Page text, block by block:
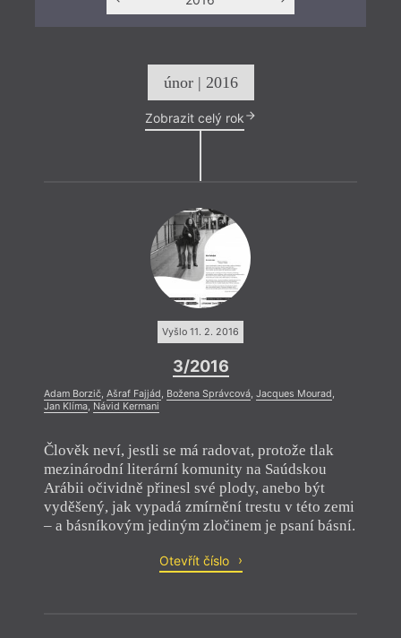
únor | 2016
Zobrazit celý rok
Vyšlo 11. 2. 2016
3/2016
Adam Borzič, Ašraf Fajjád, Božena Správcová, Jacques Mourad,
Jan Klíma, Návid Kermani
Člověk neví, jestli se má radovat, protože tlak
mezinárodní literární komunity na Saúdskou
Arábii očividně přinesl své plody, anebo být
vyděšený, jak vypadá zmírnění trestu v této zemi
– a básníkovým jediným zločinem je psaní básní.
Otevřít číslo